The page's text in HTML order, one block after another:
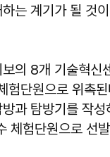
는 계기가 될 것
의 8개 기술혁신
험단원으로 위촉
과 탐방기를 작성
체험단원으로 선